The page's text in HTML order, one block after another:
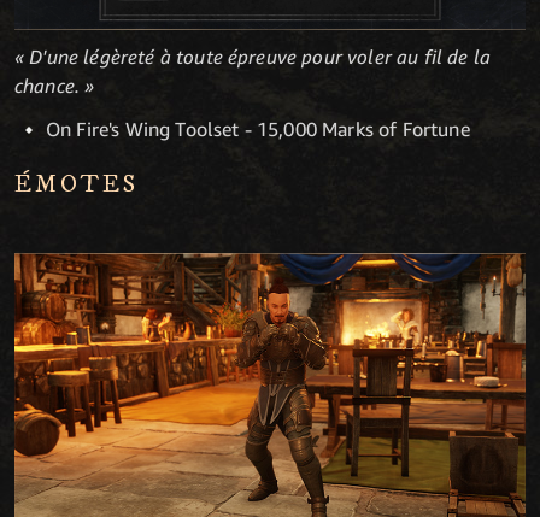
« D'une légèreté à toute épreuve pour voler au fil de la
chance. »
On Fire's Wing Toolset - 15,000 Marks of Fortune
ÉMOTES